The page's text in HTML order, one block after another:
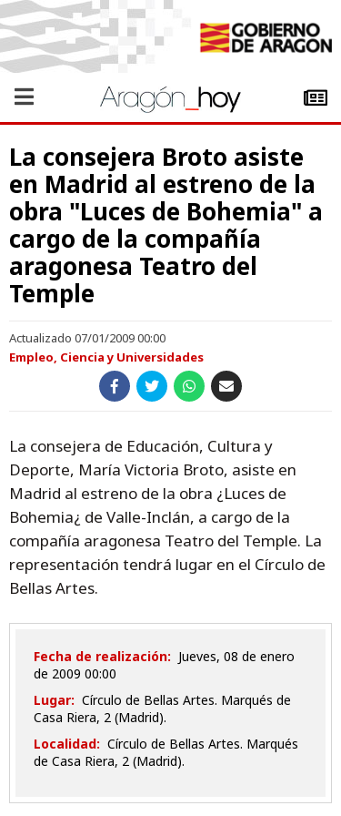
La consejera Broto asiste
en Madrid al estreno de la
obra "Luces de Bohemia" a
cargo de la compañía
aragonesa Teatro del
Temple
Actualizado 07/01/2009 00:00
Empleo, Ciencia y Universidades
La consejera de Educación, Cultura y
Deporte, María Victoria Broto, asiste en
Madrid al estreno de la obra ¿Luces de
Bohemia¿ de Valle-Inclán, a cargo de la
compañía aragonesa Teatro del Temple. La
representación tendrá lugar en el Círculo de
Bellas Artes.
Fecha de realización: jueves, 08 de enero
de 2009 00:00
Lugar: Círculo de Bellas Artes. Marqués de
Casa Riera, 2 (Madrid).
Localidad: Círculo de Bellas Artes. Marqués
de Casa Riera, 2 (Madrid).